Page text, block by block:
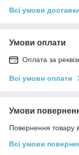
Всі умови
Умови оплати
Оплата за
Всі умови оплати
Умови
Повернення товару
Всі умови